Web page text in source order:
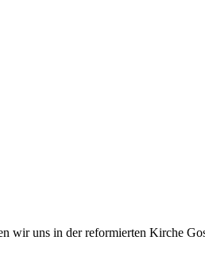
wir uns in der reformierten Kirche